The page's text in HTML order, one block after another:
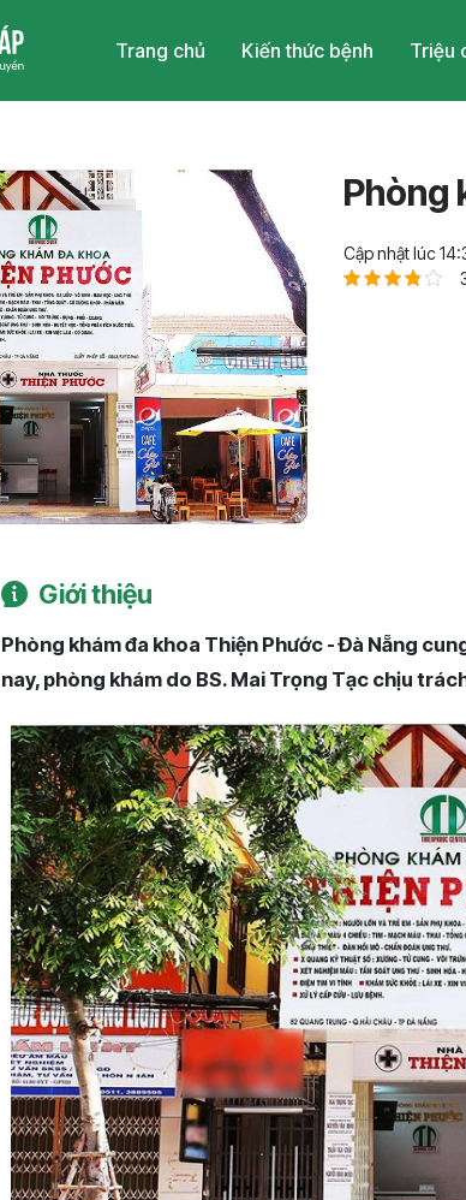
Trang chủ Kiến thức bệnh Triệu
Phòng
Cập nhật lúc
Giới thiệu
Phòng khám đa khoa Thiện Phước - Đà Nẵng
nay, phòng khám do BS. Mai Trọng Tạc chịu